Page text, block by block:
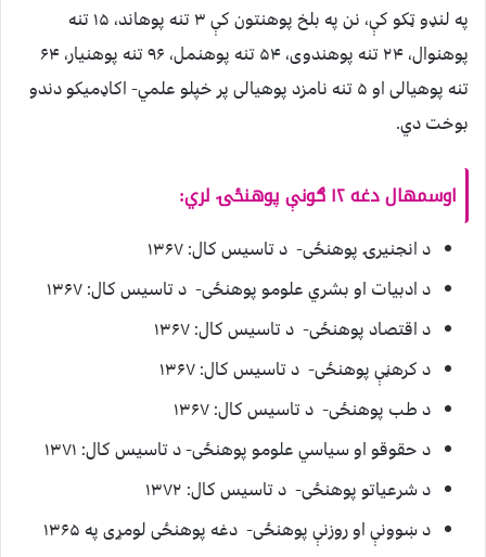
په لنډو ټکو کې، نن په بلخ پوهنتون کې ۳ تنه پوهاند، ۱۵ تنه
پوهنوال، ۲۴ تنه پوهندوی، ۵۴ تنه پوهنمل، ۹۶ تنه پوهنيار، ۶۴
تنه پوهيالی او ۵ تنه نامزد پوهيالی پر خپلو علمي- اکاډميکو دندو
بوخت دي.
اوسمهال دغه ۱۲ ګونې پوهنځۍ لري:
د انجنيرۍ پوهنځی- د تاسيس کال: ۱۳۶۷
د ادبيات او بشري علومو پوهنځی- د تاسيس کال: ۱۳۶۷
د اقتصاد پوهنځی- د تاسيس کال: ۱۳۶۷
د کرهڼې پوهنځی- د تاسيس کال: ۱۳۶۷
د طب پوهنځی- د تاسيس کال: ۱۳۶۷
د حقوقو او سياسي علومو پوهنځی- د تاسيس کال: ۱۳۷۱
د شرعياتو پوهنځی- د تاسيس کال: ۱۳۷۲
د ښوونې او روزنې پوهنځی- دغه پوهنځی لومړی په ۱۳۶۵